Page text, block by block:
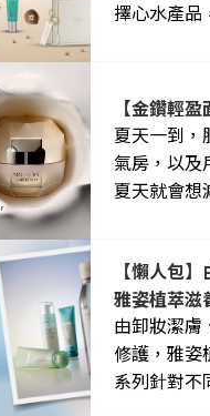
擇心水產品
【金鑽輕
夏天一到，
氣房，以及
夏天就會想
【懶人包
雅姿植萃滋
由卸妝潔膚
修護，雅姿
系列針對不